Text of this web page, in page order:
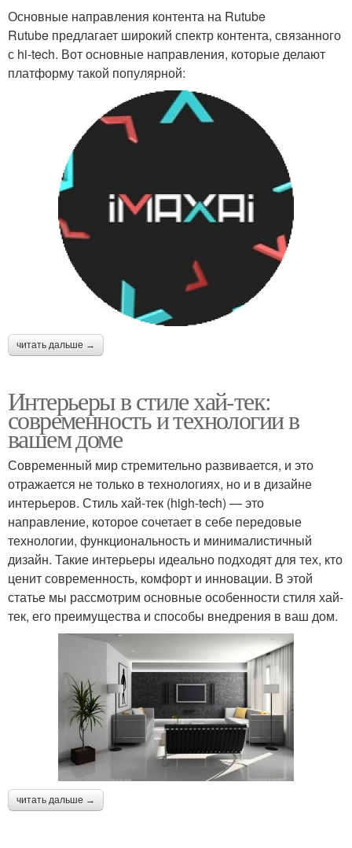
Основные направления контента на Rutube
Rutube предлагает широкий спектр контента, связанного
с hi-tech. Вот основные направления, которые делают
платформу такой популярной:
читать дальше →
Интерьеры в стиле хай-тек:
современность и технологии в
вашем доме
Современный мир стремительно развивается, и это
отражается не только в технологиях, но и в дизайне
интерьеров. Стиль хай-тек (high-tech) — это
направление, которое сочетает в себе передовые
технологии, функциональность и минималистичный
дизайн. Такие интерьеры идеально подходят для тех, кто
ценит современность, комфорт и инновации. В этой
статье мы рассмотрим основные особенности стиля хай-
тек, его преимущества и способы внедрения в ваш дом.
читать дальше →